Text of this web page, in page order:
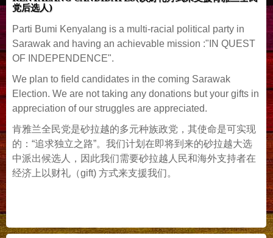
党后选人)
Parti Bumi Kenyalang is a multi-racial political party in
Sarawak and having an achievable mission :"IN QUEST
OF INDEPENDENCE".
We plan to field candidates in the coming Sarawak
Election. We are not taking any donations but your gifts in
appreciation of our struggles are appreciated.
肯雅兰全民党是砂拉越的多元种族政党，其使命是可实现
的：“追求独立之路”。我们计划在即将到来的砂拉越大选
中派出候选人，因此我们需要砂拉越人民和海外支持者在
经济上以财礼（gift) 方式来支援我们。